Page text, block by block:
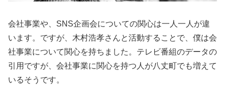
会社事業や、SNS企画会についての関心は一人一人が違
います。ですが、木村浩孝さんと活動することで、僕は会
社事業について関心を持ちました。テレビ番組のデータの
引用ですが、会社事業に関心を持つ人が八丈町でも増えて
いるそうです。